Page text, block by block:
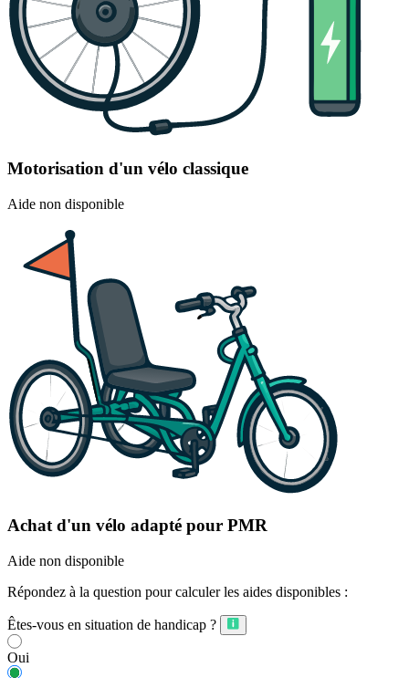
Motorisation d'un vélo classique
Aide non disponible
Achat d'un vélo adapté pour PMR
Aide non disponible
Répondez à la question pour calculer les aides disponibles :
Êtes-vous en situation de handicap ?
Oui